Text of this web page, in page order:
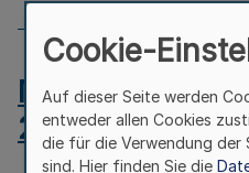
MB.NRW 2026
24.07.2026
Cookie-
Auf dieser Seite werden
entweder allen Cookies
die für die Verwendung
sind. Hier finden Sie die